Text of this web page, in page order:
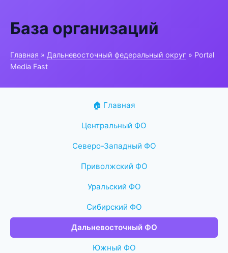
База организаций
Главная » Дальневосточный федеральный округ » Portal
Media Fast
🏠 Главная
Центральный ФО
Северо-Западный ФО
Приволжский ФО
Уральский ФО
Сибирский ФО
Дальневосточный ФО
Южный ФО